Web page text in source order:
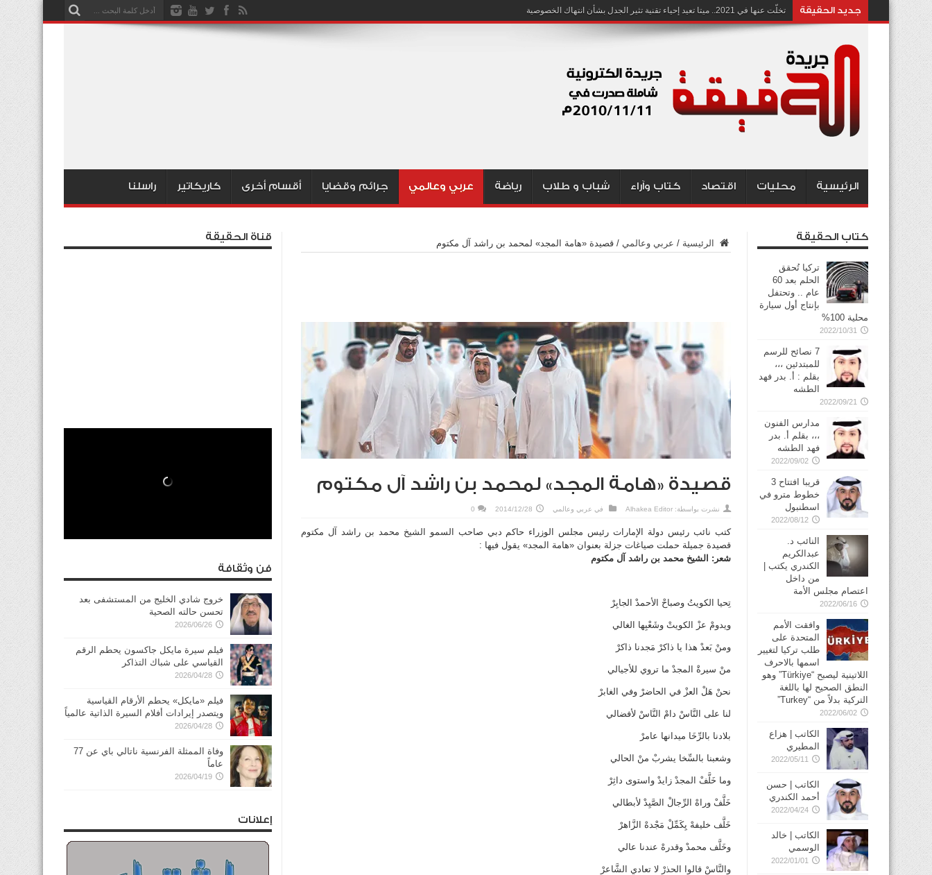
جديد الحقيقة تخلّت عنها في 2021.. ميتا تعيد إحياء تقنية تثير الجدل بشأن انتهاك الخصوصية
الرئيسية محليات اقتصاد كتاب وآراء شباب و طلاب رياضة عربي وعالمي جرائم وقضايا أقسام أخرى كاريكاتير راسلنا
الرئيسية / عربي وعالمي / قصيدة «هامة المجد» لمحمد بن راشد آل مكتوم
قصيدة «هامة المجد» لمحمد بن راشد آل مكتوم
نشرت بواسطة: Alhakea Editor في عربي وعالمي 2014/12/28
0
كتب نائب رئيس دولة الإمارات رئيس مجلس الوزراء حاكم دبي صاحب السمو الشيخ محمد بن راشد آل مكتوم
قصيدة جميلة حملت صياغات جزلة بعنوان «هامة المجد» يقول فيها :
شعر: الشيخ محمد بن راشد آل مكتوم
تِحيا الكويتُ وصباحْ الأحمدْ الجابِرْ
ويدومْ عزْ الكويتْ وشَعْبِها الغالي
ومنْ بَعدْ هذا يا ذاكرْ مَجدنا ذاكرْ
منْ سيرةْ المجدْ ما تروي للأجيالي
نحنْ هَلْ العزْ في الحاضرْ وفي الغابرْ
لنا على النَّاسْ دامْ النَّاسْ لأفضالي
بلادنا بالرِّخَا ميدانها عامرْ
وشعبنا بالسِّخا يشربْ منْ الحالي
وما خَلَّفْ المجدْ زايدْ واستوى داثِرْ
خَلَّفْ وراهْ الرِّجالْ الصَّيِدْ لأبطالي
خَلَّف خليفهْ يِكَمِّلْ مَجْدهْ الزَّاهرْ
وخَلَّف محمدْ وقدرهْ عندنا عالي
والنَّاسْ قالوا الحذرْ لا تعادي الشَّاعرْ
كتاب الحقيقة
تركيا تُحقق
الحلم بعد 60
عام .. وتحتفل
بإنتاج أول سيارة
محلية 100%
2022/10/31
7 نصائح للرسم
للمبتدئين ،،،
بقلم : أ. بدر فهد
الطشه
2022/09/21
مدارس الفنون
،،، بقلم أ. بدر
فهد الطشه
2022/09/02
قريبا افتتاح 3
خطوط مترو في
2022/08/12
النائب د.
عبدالكريم
الكندري يكتب |
من داخل
اعتصام مجلس الأمة
2022/06/16
وافقت الأمم
المتحدة على
طلب تركيا لتغيير
اسمها بالاحرف
اللاتينية ليصبح “Türkiye” وهو
النطق الصحيح لها باللغة
التركية بدلاً من “Turkey”
2022/06/02
الكاتب | هزاع
المطيري
2022/05/11
الكاتب | حسن
أحمد الكندري
2022/04/24
الكاتب | خالد
الوسمي
2022/01/01
قناة الحقيقة
فن وثقافة
خروج شادي الخليج من المستشفى بعد
تحسن حالته الصحية
2026/06/26
فيلم سيرة مايكل جاكسون يحطم الرقم
القياسي على شباك التذاكر
2026/04/28
فيلم «مايكل» يحطم الأرقام القياسية
ويتصدر إيرادات أفلام السيرة الذاتية عالمياً
2026/04/28
وفاة الممثلة الفرنسية ناتالي باي عن 77
عاماً
2026/04/19
إعلانات